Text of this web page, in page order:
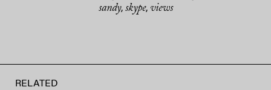
sandy, skype, views
RELATED